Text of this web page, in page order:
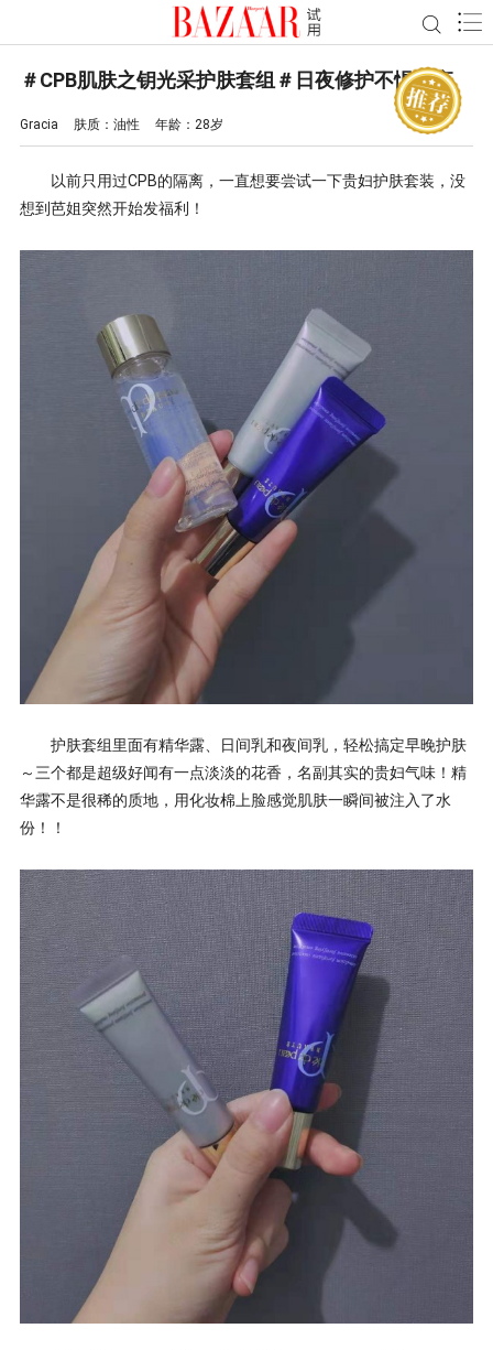
＃CPB肌肤之钥光采护肤套组＃日夜修护不惧熬夜
Gracia 肤质： 油性 年龄： 28岁
以前只用过CPB的隔离，一直想要尝试一下贵妇护肤套装，没
想到芭姐突然开始发福利！
护肤套组里面有精华露、日间乳和夜间乳，轻松搞定早晚护肤
～三个都是超级好闻有一点淡淡的花香，名副其实的贵妇气味！精
华露不是很稀的质地，用化妆棉上脸感觉肌肤一瞬间被注入了水
份！！